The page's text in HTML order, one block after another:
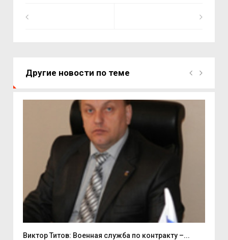
Другие новости по теме
Виктор Титов: Военная служба по контракту –...